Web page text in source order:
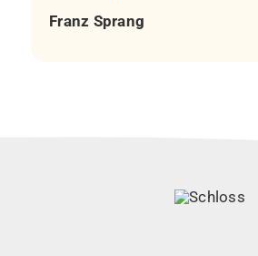
Franz Sprang